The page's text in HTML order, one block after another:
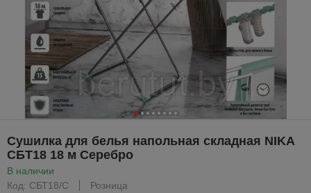
Сушилка для белья напольная складная NIKA
СБТ18 18 м Серебро
В наличии
Код: СБТ18/С
Розница